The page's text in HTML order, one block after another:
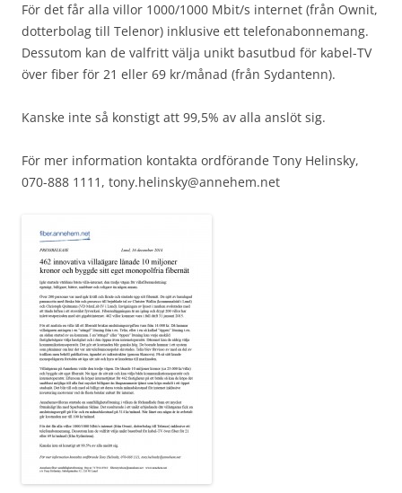
För det får alla villor 1000/1000 Mbit/s internet (från Ownit,
dotterbolag till Telenor) inklusive ett telefonabonnemang.
Dessutom kan de valfritt välja unikt basutbud för kabel-TV
över fiber för 21 eller 69 kr/månad (från Sydantenn).
Kanske inte så konstigt att 99,5% av alla anslöt sig.
För mer information kontakta ordförande Tony Helinsky,
070-888 1111, tony.helinsky@annehem.net